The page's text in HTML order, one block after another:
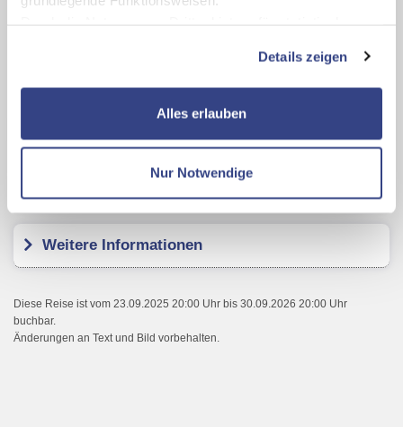
zusätzliche Dienste bzw. Technologien von Drittanbietern
nutzen und uns sowie Dritten weitere Personalisierungen
ermöglichen, dabei kommt es auch zu Übermittlungen
Datenschutzseite
Mit Klick auf "Alles erlauben" stimmen Sie der
Verwendung der Cookies & Plugins auf unseren
Webseiten zu.
Details zeigen
Alles erlauben
Nur Notwendige
Weitere Informationen
Diese Reise ist vom 23.09.2025 20:00 Uhr bis 30.09.2026 20:00 Uhr
buchbar.
Änderungen an Text und Bild vorbehalten.